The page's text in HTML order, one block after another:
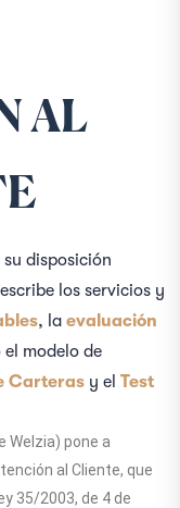
AL
disposición
los servicios y
, laevaluación
el modelo de
Carterasy el Test
Welzia) pone a
al Cliente, que
35/2003, de 4 de